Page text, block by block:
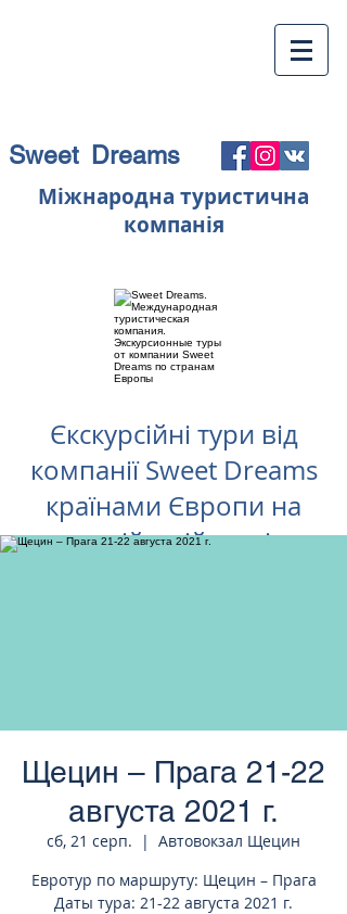
Sweet Dreams
Міжнародна туристична
компанія
Єкскурсійні тури від
компанії Sweet Dreams
країнами Європи на
російській мові
Щецин – Прага 21-22
августа 2021 г.
сб, 21 серп.
  |
Автовокзал Щецин
Евротур по маршруту: Щецин – Прага
Даты тура: 21-22 августа 2021 г.